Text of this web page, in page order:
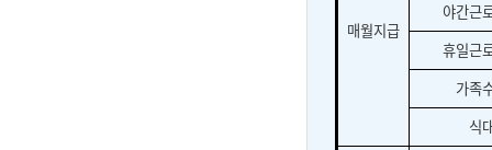
매월지급
야간근
휴일근
가족
식